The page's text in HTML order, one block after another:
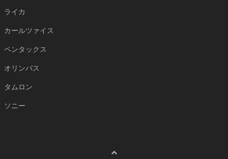
ライカ
カールツァイス
ペンタックス
オリンパス
タムロン
ソニー